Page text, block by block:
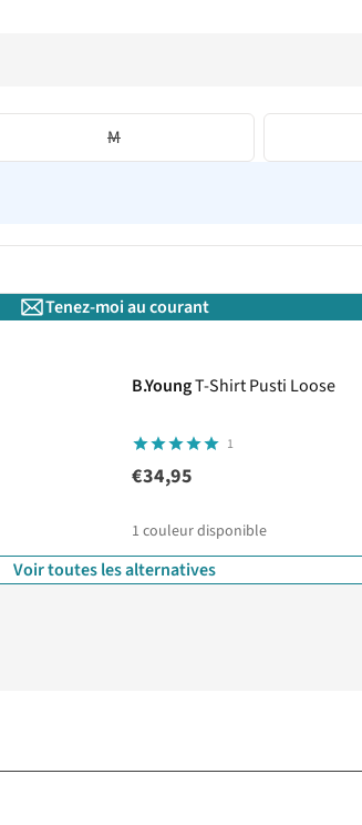
M
Tenez-moi au courant
B.YoungT-Shirt Pusti Loose
1
€34,95
1 couleur disponible
Voir toutes les alternatives